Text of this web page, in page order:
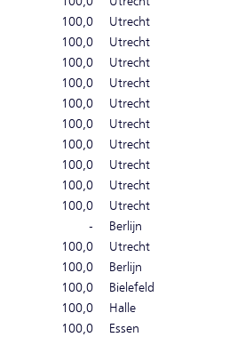
100,0
Utrecht
100,0
Utrecht
100,0
Utrecht
100,0
Utrecht
100,0
Utrecht
100,0
Utrecht
100,0
Utrecht
100,0
Utrecht
100,0
Utrecht
100,0
Utrecht
-
Berlijn
100,0
Utrecht
100,0
Berlijn
100,0
Bielefeld
100,0
Halle
100,0
Essen